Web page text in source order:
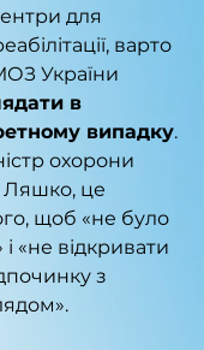
для
варто
України
в
випадку.
охорони
Ляшко, це
щоб «не було
«не відкривати
з